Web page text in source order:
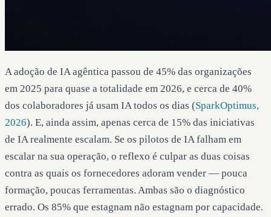
A adoção de IA agêntica passou de 45% das organizações
em 2025 para quase a totalidade em 2026, e cerca de 40%
dos colaboradores já usam IA todos os dias (SparkOptimus,
2026). E, ainda assim, apenas cerca de 15% das iniciativas
de IA realmente escalam. Se os pilotos de IA falham em
escalar na sua operação, o reflexo é culpar as duas coisas
contra as quais os fornecedores adoram vender — pouca
formação, poucas ferramentas. Ambas são o diagnóstico
errado. Os 85% que estagnam não estagnam por capacidade.